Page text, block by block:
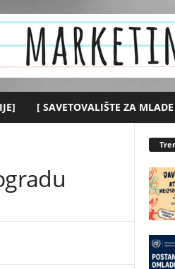
[ SAVETOVALIŠTE ZA